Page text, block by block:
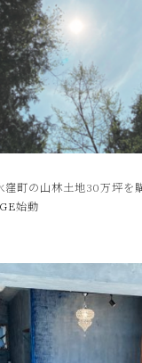
町の山林土地30万坪を
始動